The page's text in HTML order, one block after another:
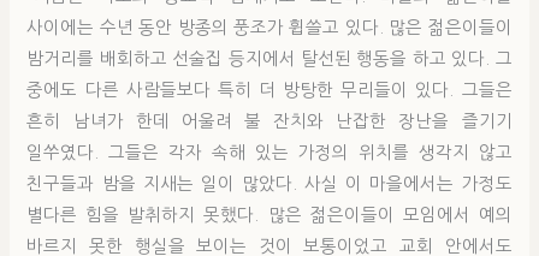
사이에는 수년 동안 방종의 풍조가 휩쓸고 있다. 많은 젊은이들이
밤거리를 배회하고 선술집 등지에서 탈선된 행동을 하고 있다. 그
중에도 다른 사람들보다 특히 더 방탕한 무리들이 있다. 그들은
흔히 남녀가 한데 어울려 불 잔치와 난잡한 장난을 즐기기
일쑤였다. 그들은 각자 속해 있는 가정의 위치를 생각지 않고
친구들과 밤을 지새는 일이 많았다. 사실 이 마을에서는 가정도
별다른 힘을 발취하지 못했다. 많은 젊은이들이 모임에서 예의
바르지 못한 행실을 보이는 것이 보통이었고 교회 안에서도